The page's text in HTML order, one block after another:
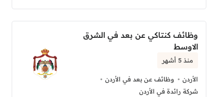
وظائف كنتاكي عن بعد في الشرق
الاوسط
منذ 5 أشهر
الأردن
وظائف عن بعد في الأردن
شركة رائدة في الأردن